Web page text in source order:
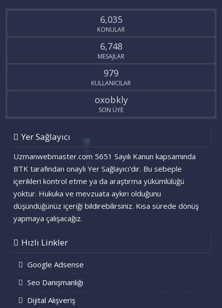
S
6,035
KONULAR
6,748
MESAJLAR
979
KULLANICILAR
oxobkly
SON ÜYE
Yer Sağlayıcı
Uzmanwebmaster.com 5651 Sayılı Kanun kapsamında
BTK tarafından onaylı Yer Sağlayıcı'dır. Bu sebeple
içerikleri kontrol etme ya da araştırma yükümlülüğü
yoktur. Hukuka ve mevzuata aykırı olduğunu
düşündüğünüz içeriği bildirebilirsiniz. Kısa sürede dönüş
yapmaya çalışacağız.
Hızlı Linkler
Google Adsense
Seo Danışmanlığı
Dijital Alışveriş